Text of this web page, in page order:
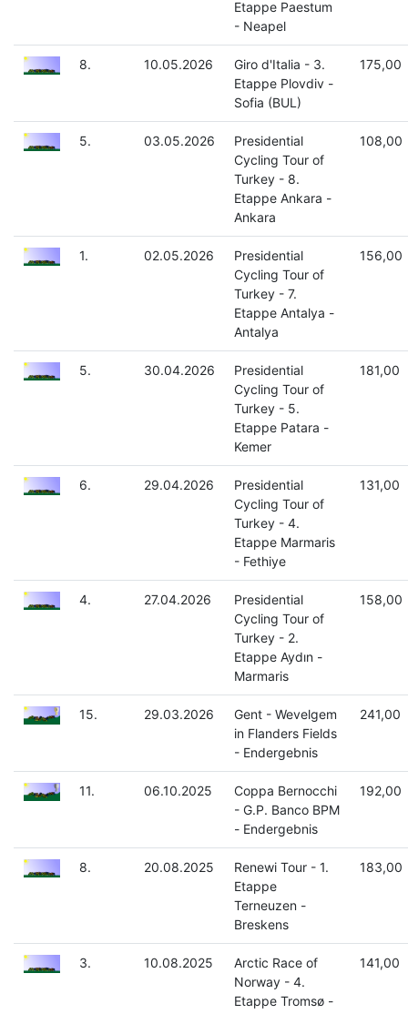
Etappe Paestum
- Neapel
8. 10.05.2026
Giro d'Italia - 3.
Etappe Plovdiv -
Sofia (BUL)
175,00
5. 03.05.2026
Presidential
Cycling Tour of
Turkey - 8.
Etappe Ankara -
Ankara
108,00
1. 02.05.2026
Presidential
Cycling Tour of
Turkey - 7.
Etappe Antalya -
Antalya
156,00
5. 30.04.2026
Presidential
Cycling Tour of
Turkey - 5.
Etappe Patara -
Kemer
181,00
6. 29.04.2026
Presidential
Cycling Tour of
Turkey - 4.
Etappe Marmaris
- Fethiye
131,00
4. 27.04.2026
Presidential
Cycling Tour of
Turkey - 2.
Etappe Aydın -
Marmaris
158,00
15. 29.03.2026
Gent - Wevelgem
in Flanders Fields
- Endergebnis
241,00
11. 06.10.2025
Coppa Bernocchi
- G.P. Banco BPM
- Endergebnis
192,00
8. 20.08.2025
Renewi Tour - 1.
Etappe
Terneuzen -
Breskens
183,00
3. 10.08.2025
Arctic Race of
Norway - 4.
Etappe Tromsø -
141,00